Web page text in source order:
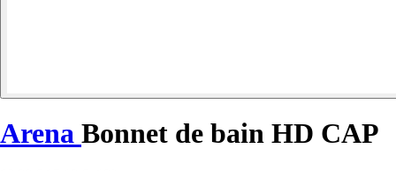
Arena Bonnet de bain HD CAP